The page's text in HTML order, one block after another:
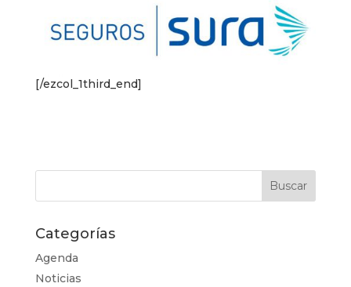
[/ezcol_1third_end]
Categorías
Agenda
Noticias